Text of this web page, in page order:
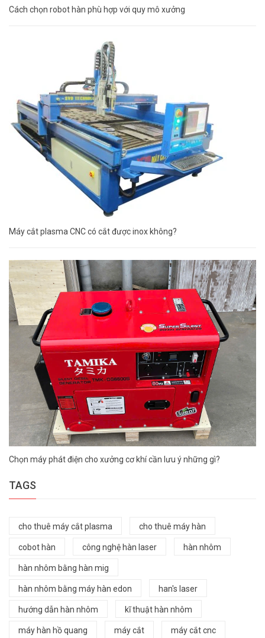
Cách chọn robot hàn phù hợp với quy mô xưởng
Máy cắt plasma CNC có cắt được inox không?
Chọn máy phát điện cho xưởng cơ khí cần lưu ý những gì?
TAGS
cho thuê máy cắt plasma cho thuê máy hàn
cobot hàn công nghệ hàn laser hàn nhôm
hàn nhôm bằng hàn mig
hàn nhôm bằng máy hàn edon han's laser
hướng dẫn hàn nhôm kĩ thuật hàn nhôm
máy hàn hồ quang máy cắt máy cắt cnc